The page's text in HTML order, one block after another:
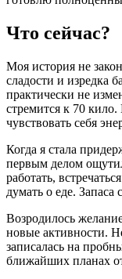
Что сейчас?
Моя история не
сладости и изредка
практически не
стремится к 70
чувствовать себя
Когда я стала
первым делом
работать,
думать о еде.
Возродилось
новые активности.
записалась на
ближайших планах